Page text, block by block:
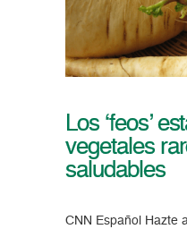
Los ‘feos’
vegetales
saludables
CNN Español Hazte